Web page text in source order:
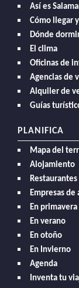
Así es
Cómo llegar
Dónde
El clima
Oficinas de
Agencias de
Alquiler de
Guías
PLANIFICA
Mapa del
Alojamiento
Restaurantes
Empresas de
En primavera
En verano
En otoño
En Invierno
Agenda
Inventa tu